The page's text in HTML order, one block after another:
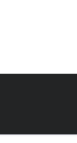
проспект, 2/2;
Заводская
улица, 61, 1 этаж; пн